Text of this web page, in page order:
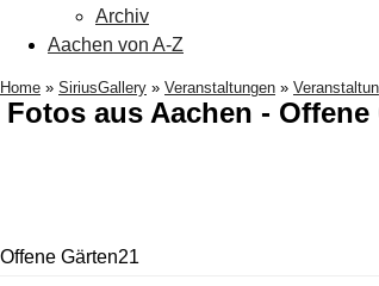
Archiv
Aachen von A-Z
Home » SiriusGallery » Veranstaltungen »
Fotos aus Aachen - Offene
Offene Gärten21